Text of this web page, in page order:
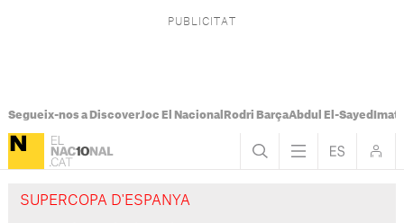
Segueix-nos a DiscoverJoc El Nacional Rodri BarçaAbdul El-Sayed
SUPERCOPA D'ESPANYA